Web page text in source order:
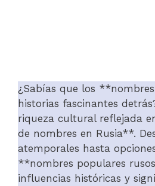
¿Sabías que los
historias fascinantes
riqueza cultural reflejada
de nombres en Rusia**.
atemporales hasta
**nombres populares
influencias históricas y